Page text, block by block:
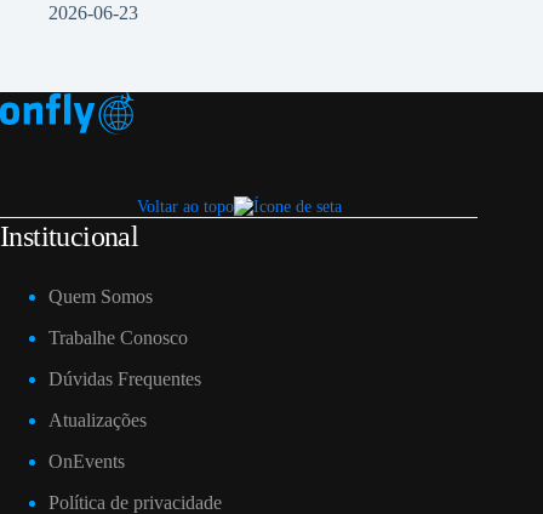
2026-06-23
Voltar ao topo
Institucional
Quem Somos
Trabalhe Conosco
Dúvidas Frequentes
Atualizações
OnEvents
Política de privacidade